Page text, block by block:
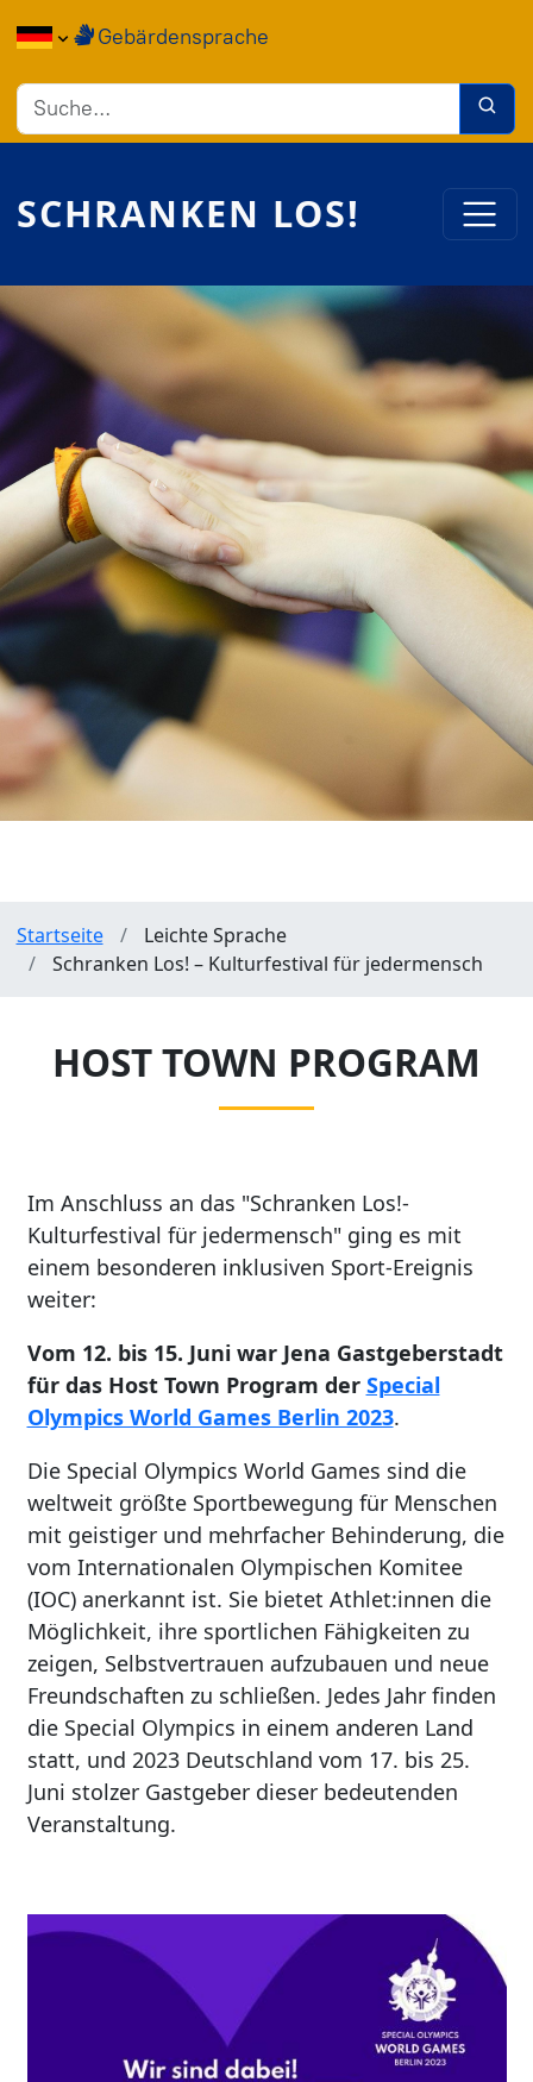
Gebärdensprache
SCHRANKEN LOS!
Pfadnavigation
Startseite
Leichte Sprache
Schranken Los! – Kulturfestival für jedermensch
HOST TOWN PROGRAM
Im Anschluss an das "Schranken Los!-
Kulturfestival für jedermensch" ging es mit
einem besonderen inklusiven Sport-Ereignis
weiter:
Vom 12. bis 15. Juni war Jena Gastgeberstadt
für das Host Town Program der Special
Olympics World Games Berlin 2023.
Die Special Olympics World Games sind die
weltweit größte Sportbewegung für Menschen
mit geistiger und mehrfacher Behinderung, die
vom Internationalen Olympischen Komitee
(IOC) anerkannt ist. Sie bietet Athlet:innen die
Möglichkeit, ihre sportlichen Fähigkeiten zu
zeigen, Selbstvertrauen aufzubauen und neue
Freundschaften zu schließen. Jedes Jahr finden
die Special Olympics in einem anderen Land
statt, und 2023 Deutschland vom 17. bis 25.
Juni stolzer Gastgeber dieser bedeutenden
Veranstaltung.
Image